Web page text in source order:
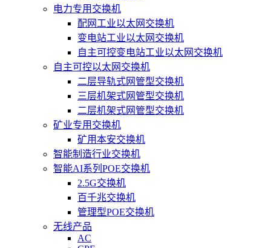
电力专用交换机
配网工业以太网交换机
变电站工业以太网交换机
自主可控变电站工业以太网交换机
自主可控以太网交换机
二层导轨式网管型交换机
三层机架式网管型交换机
二层机架式网管型交换机
矿业专用交换机
矿用本安交换机
智能制造行业交换机
智能AI系列POE交换机
2.5G交换机
百千兆交换机
管理型POE交换机
无线产品
AC